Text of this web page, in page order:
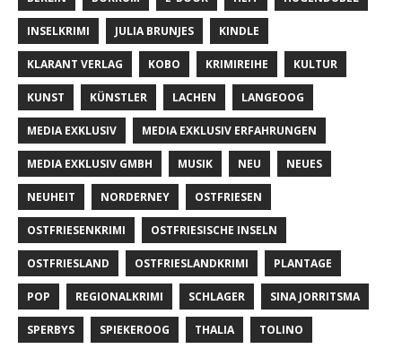
INSELKRIMI JULIA BRUNJES KINDLE
KLARANT VERLAG KOBO KRIMIREIHE KULTUR
KUNST KÜNSTLER LACHEN LANGEOOG
MEDIA EXKLUSIV MEDIA EXKLUSIV ERFAHRUNGEN
MEDIA EXKLUSIV GMBH MUSIK NEU NEUES
NEUHEIT NORDERNEY OSTFRIESEN
OSTFRIESENKRIMI OSTFRIESISCHE INSELN
OSTFRIESLAND OSTFRIESLANDKRIMI PLANTAGE
POP REGIONALKRIMI SCHLAGER SINA JORRITSMA
SPERBYS SPIEKEROOG THALIA TOLINO